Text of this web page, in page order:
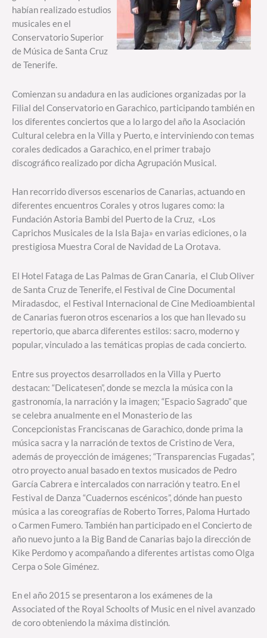
habían realizado estudios
musicales en el
Conservatorio Superior
de Música de Santa Cruz
de Tenerife.
Comienzan su andadura en las audiciones organizadas por la
Filial del Conservatorio en Garachico, participando también en
los diferentes conciertos que a lo largo del año la Asociación
Cultural celebra en la Villa y Puerto, e interviniendo con temas
corales dedicados a Garachico, en el primer trabajo
discográfico realizado por dicha Agrupación Musical.
Han recorrido diversos escenarios de Canarias, actuando en
diferentes encuentros Corales y otros lugares como: la
Fundación Astoria Bambi del Puerto de la Cruz, «Los
Caprichos Musicales de la Isla Baja» en varias ediciones, o la
prestigiosa Muestra Coral de Navidad de La Orotava.
El Hotel Fataga de Las Palmas de Gran Canaria, el Club Oliver
de Santa Cruz de Tenerife, el Festival de Cine Documental
Miradasdoc, el Festival Internacional de Cine Medioambiental
de Canarias fueron otros escenarios a los que han llevado su
repertorio, que abarca diferentes estilos: sacro, moderno y
popular, vinculado a las temáticas propias de cada concierto.
Entre sus proyectos desarrollados en la Villa y Puerto
destacan: “Delicatesen”, donde se mezcla la música con la
gastronomía, la narración y la imagen; “Espacio Sagrado” que
se celebra anualmente en el Monasterio de las
Concepcionistas Franciscanas de Garachico, donde prima la
música sacra y la narración de textos de Cristino de Vera,
además de proyección de imágenes; “Transparencias Fugadas”,
otro proyecto anual basado en textos musicados de Pedro
García Cabrera e intercalados con narración y teatro. En el
Festival de Danza “Cuadernos escénicos”, dónde han puesto
música a las coreografías de Roberto Torres, Paloma Hurtado
o Carmen Fumero. También han participado en el Concierto de
año nuevo junto a la Big Band de Canarias bajo la dirección de
Kike Perdomo y acompañando a diferentes artistas como Olga
Cerpa o Sole Giménez.
En el año 2015 se presentaron a los exámenes de la
Associated of the Royal Schoolts of Music en el nivel avanzado
de coro obteniendo la máxima distinción.